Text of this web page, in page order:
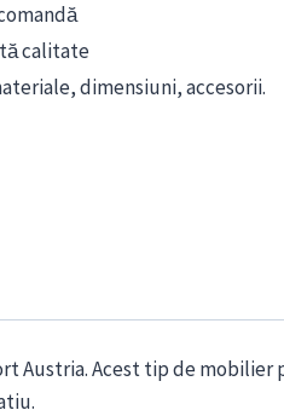
calitate
dimensiuni, accesorii.
Austria. Acest tip de mobilier